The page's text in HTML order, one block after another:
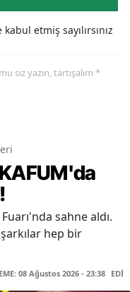
etmiş sayılırsınız
siz yazın, tartışalım *
sahne aldı.
hep bir
08 Ağustos 2026 - 23:38